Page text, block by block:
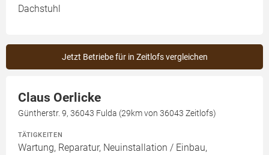
Dachstuhl
Jetzt Betriebe für in Zeitlofs vergleichen
Claus Oerlicke
Güntherstr. 9, 36043 Fulda (29km von 36043 Zeitlofs)
TÄTIGKEITEN
Wartung, Reparatur, Neuinstallation / Einbau,